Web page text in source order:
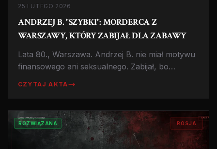
25 LUTEGO 2026
ANDRZEJ B. "SZYBKI": MORDERCA Z
WARSZAWY, KTÓRY ZABIJAŁ DLA ZABAWY
Lata 80., Warszawa. Andrzej B. nie miał motywu
finansowego ani seksualnego. Zabijał, bo
CZYTAJ AKTA
ROZWIĄZANA ROSJA